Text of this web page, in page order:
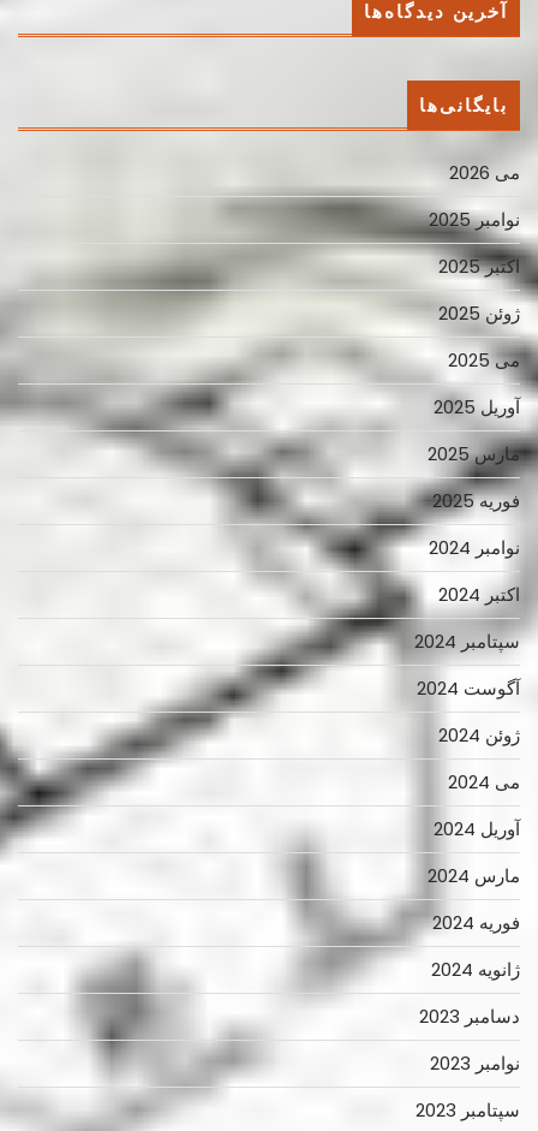
آخرین دیدگاه‌ها
بایگانی‌ها
می 2026
نوامبر 2025
اکتبر 2025
ژوئن 2025
می 2025
آوریل 2025
مارس 2025
فوریه 2025
نوامبر 2024
اکتبر 2024
سپتامبر 2024
آگوست 2024
ژوئن 2024
می 2024
آوریل 2024
مارس 2024
فوریه 2024
ژانویه 2024
دسامبر 2023
نوامبر 2023
سپتامبر 2023